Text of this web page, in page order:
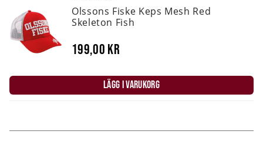
Olssons Fiske Keps Mesh Red
Skeleton Fish
199,00 kr
LÄGG I VARUKORG